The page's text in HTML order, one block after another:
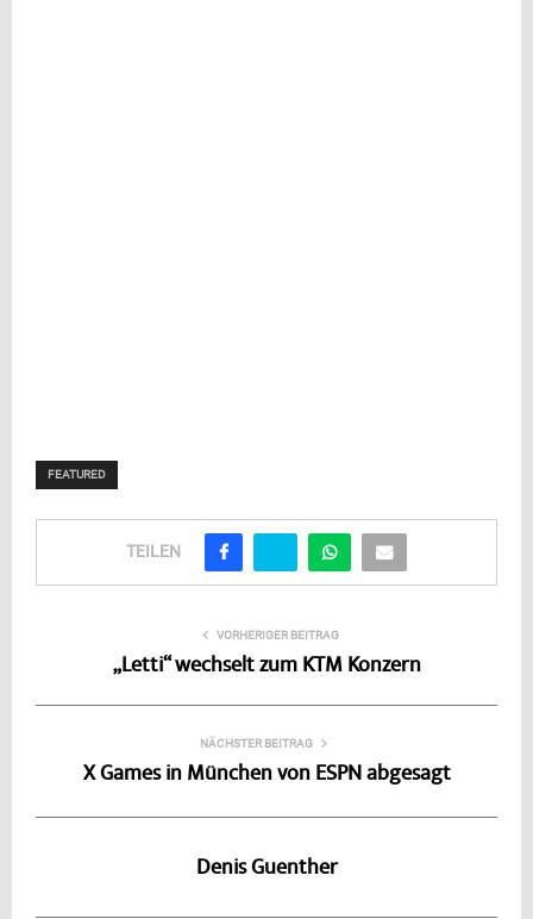
FEATURED
TEILEN
VORHERIGER BEITRAG
„Letti“ wechselt zum KTM Konzern
NÄCHSTER BEITRAG
X Games in München von ESPN abgesagt
Denis Guenther